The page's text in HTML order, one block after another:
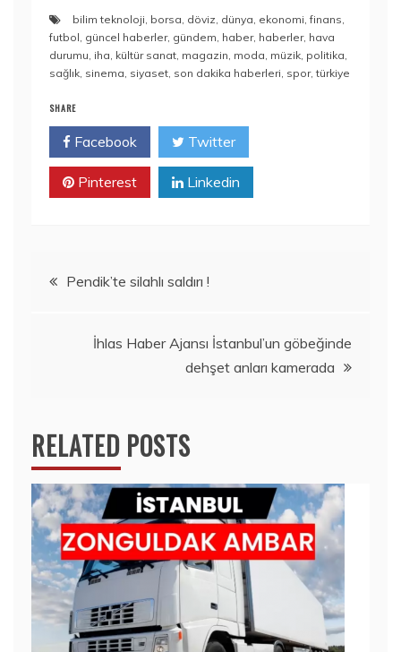
bilim teknoloji, borsa, döviz, dünya, ekonomi,finans,
futbol, güncel haberler, gündem, haber, haberler, hava
durumu, iha, kültür sanat, magazin, moda, müzik, politika,
sağlık, sinema, siyaset, son dakika haberleri, spor,türkiye
SHARE
Facebook Twitter
Pinterest Linkedin
YazıPendik’te silahlı saldırı !
İhlas Haber Ajansı İstanbul’un göbeğinde
dehşet anları kamerada
RELATED POSTS